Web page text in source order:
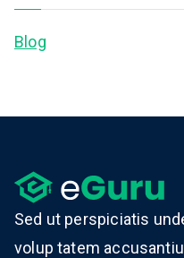
Blog
Sed ut perspiciatis
volup tatem